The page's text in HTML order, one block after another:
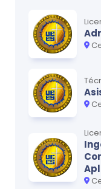
Ciclo3
MATERIA
Anatomía Humana
Bioquímica
Metodología de